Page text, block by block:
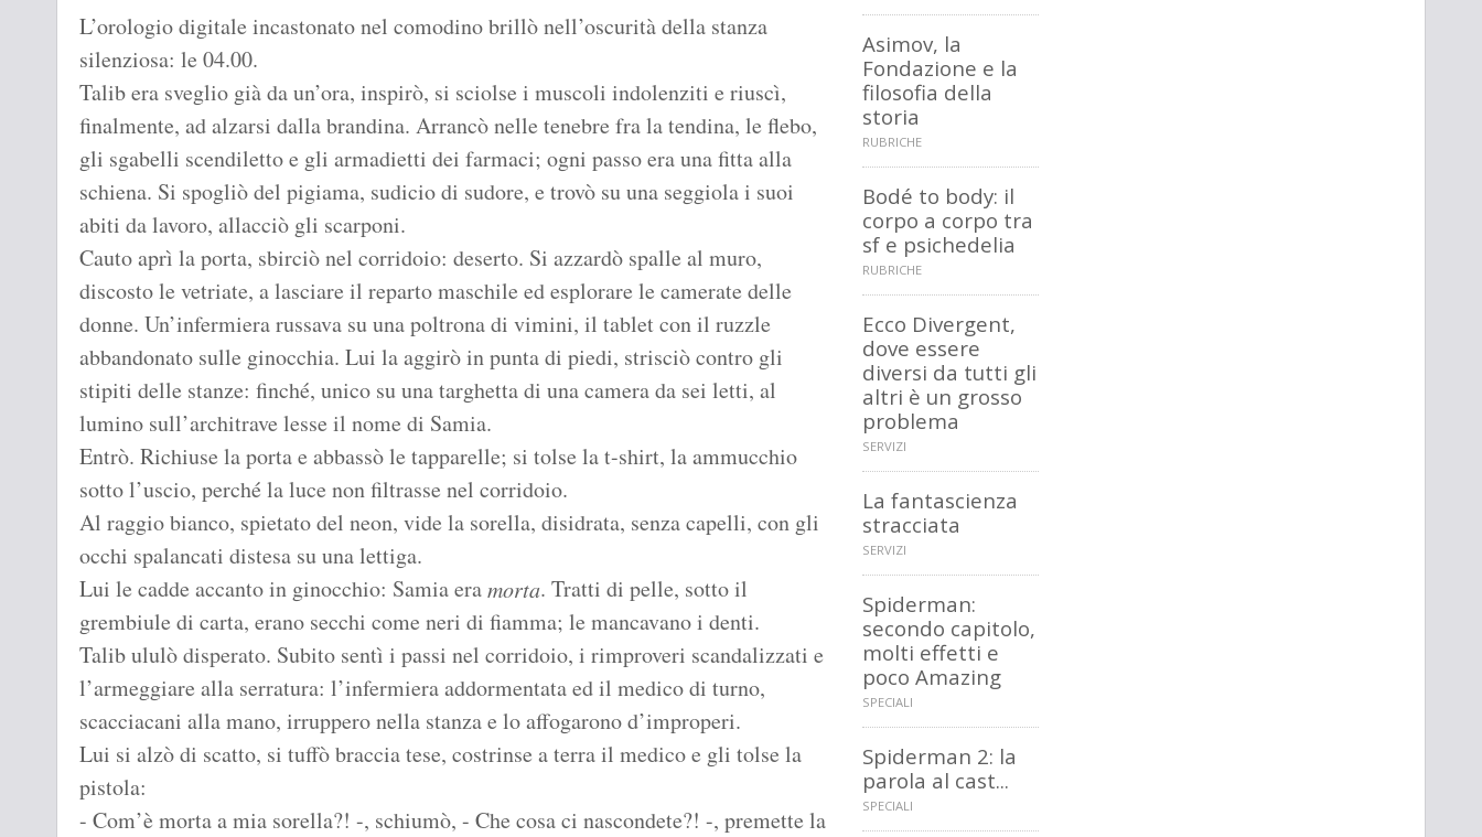
L’orologio digitale incastonato nel comodino brillò nell’oscurità della stanza
silenziosa: le 04.00.
Talib era sveglio già da un’ora, inspirò, si sciolse i muscoli indolenziti e riuscì,
finalmente, ad alzarsi dalla brandina. Arrancò nelle tenebre fra la tendina, le flebo,
gli sgabelli scendiletto e gli armadietti dei farmaci; ogni passo era una fitta alla
schiena. Si spogliò del pigiama, sudicio di sudore, e trovò su una seggiola i suoi
abiti da lavoro, allacciò gli scarponi.
Cauto aprì la porta, sbirciò nel corridoio: deserto. Si azzardò spalle al muro,
discosto le vetriate, a lasciare il reparto maschile ed esplorare le camerate delle
donne. Un’infermiera russava su una poltrona di vimini, il tablet con il ruzzle
abbandonato sulle ginocchia. Lui la aggirò in punta di piedi, strisciò contro gli
stipiti delle stanze: finché, unico su una targhetta di una camera da sei letti, al
lumino sull’architrave lesse il nome di Samia.
Entrò. Richiuse la porta e abbassò le tapparelle; si tolse la t-shirt, la ammucchio
sotto l’uscio, perché la luce non filtrasse nel corridoio.
Al raggio bianco, spietato del neon, vide la sorella, disidrata, senza capelli, con gli
occhi spalancati distesa su una lettiga.
Lui le cadde accanto in ginocchio: Samia eramorta. Tratti di pelle, sotto il
grembiule di carta, erano secchi come neri di fiamma; le mancavano i denti.
Talib ululò disperato. Subito sentì i passi nel corridoio, i rimproveri scandalizzati e
l’armeggiare alla serratura: l’infermiera addormentata ed il medico di turno,
scacciacani alla mano, irruppero nella stanza e lo affogarono d’improperi.
Lui si alzò di scatto, si tuffò braccia tese, costrinse a terra il medico e gli tolse la
pistola:
- Com’è morta a mia sorella?! -, schiumò, - Che cosa ci nascondete?! -, premette la
Asimov, la
Fondazione e la
filosofia della
storia
RUBRICHE
Bodé to body: il
corpo a corpo tra
sf e psichedelia
RUBRICHE
Ecco Divergent,
dove essere
diversi da tutti gli
altri è un grosso
problema
SERVIZI
La fantascienza
stracciata
SERVIZI
Spiderman:
secondo capitolo,
molti effetti e
poco Amazing
SPECIALI
Spiderman 2: la
parola al cast...
SPECIALI